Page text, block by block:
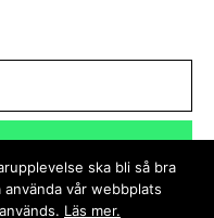
ska bli så bra
vår webbplats
Läs mer.